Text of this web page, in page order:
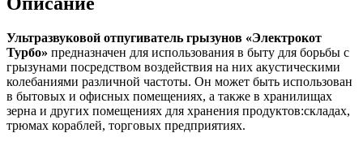
Ультразвуковой отпугиватель грызунов «Электрокот
Турбо» предназначен для использования в быту для борьбы с
грызунами посредством воздействия на них акустическими
колебаниями различной частоты. Он может быть использован
в бытовых и офисных помещениях, а также в хранилищах
зерна и других помещениях для хранения продуктов:складах,
трюмах кораблей, торговых предприятиях.